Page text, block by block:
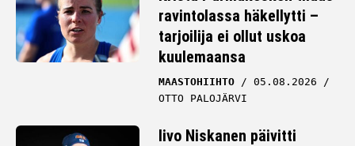
ravintolassa häkellytti –
tarjoilija ei ollut uskoa
kuulemaansa
MAASTOHIIHTO
05.08.2026
OTTO PALOJÄRVI
Iivo Niskanen päivitti